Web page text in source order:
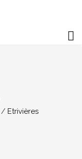
Etrivières